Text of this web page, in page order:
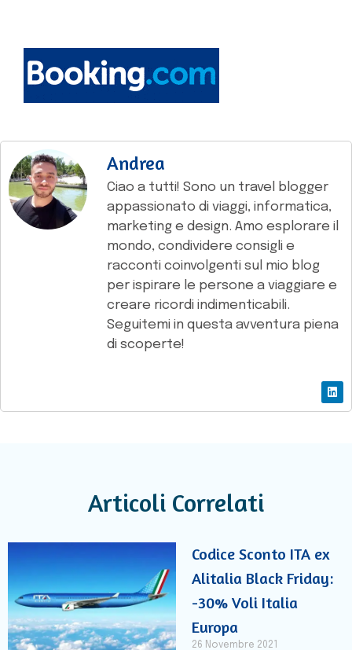
Andrea
Ciao a tutti! Sono un travel blogger
appassionato di viaggi, informatica,
marketing e design. Amo esplorare il
mondo, condividere consigli e
racconti coinvolgenti sul mio blog
per ispirare le persone a viaggiare e
creare ricordi indimenticabili.
Seguitemi in questa avventura piena
di scoperte!
Articoli Correlati
Codice Sconto ITA ex
Alitalia Black Friday:
-30% Voli Italia
Europa
26 Novembre 2021